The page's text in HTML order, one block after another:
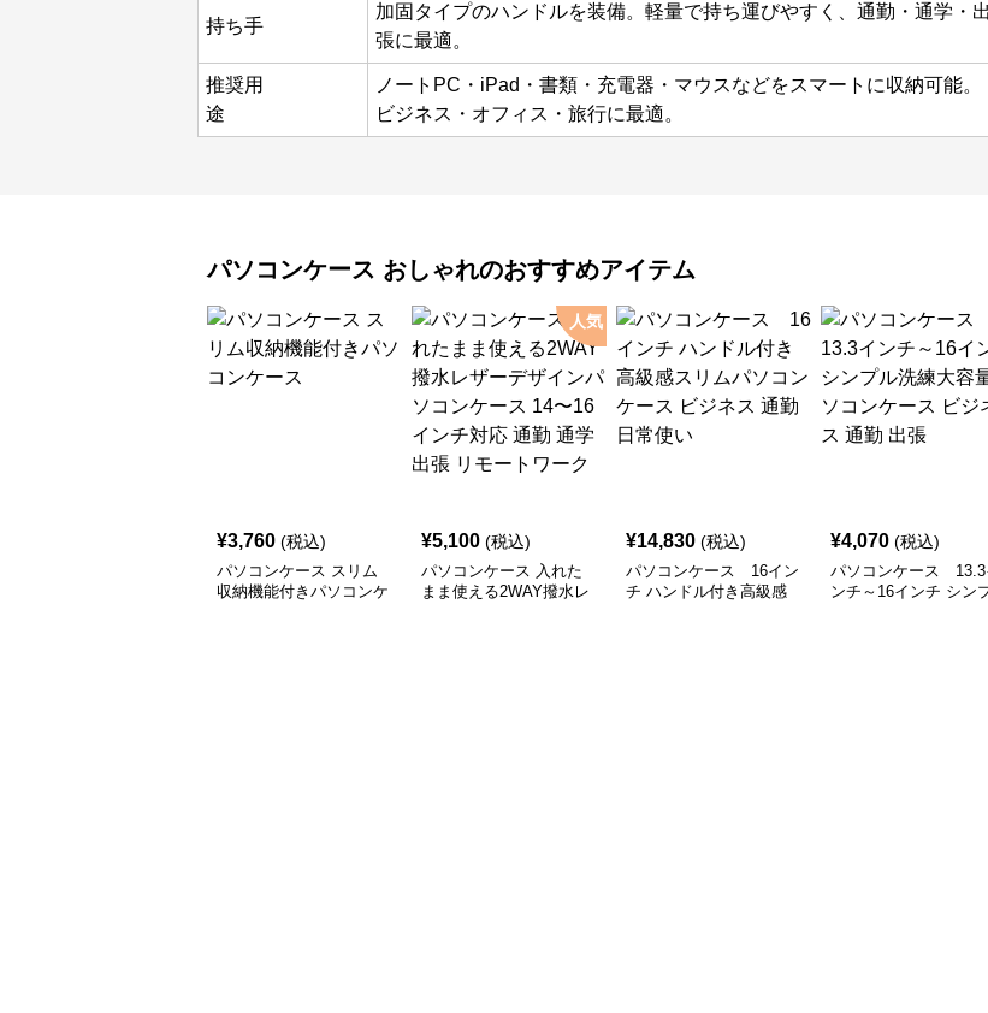
持ち手
加固タイプのハンドルを装備。軽量で持ち運びやすく、通勤・通学・出
張に最適。
推奨用
途
ノートPC・iPad・書類・充電器・マウスなどをスマートに収納可能。
ビジネス・オフィス・旅行に最適。
パソコンケース おしゃれのおすすめアイテム
¥3,760 (税込)
パソコンケース スリム
収納機能付きパソコンケ
人気
¥5,100 (税込)
パソコンケース 入れた
まま使える2WAY撥水レ
¥14,830 (税込)
パソコンケース 16イン
チ ハンドル付き高級感
¥4,070 (税込)
パソコンケース 13.3
ンチ～16インチ シン